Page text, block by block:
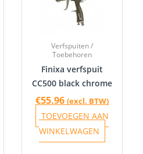
Verfspuiten /
Toebehoren
Finixa verfspuit
CC500 black chrome
€55.96 (excl. BTW)
TOEVOEGEN AAN
WINKELWAGEN